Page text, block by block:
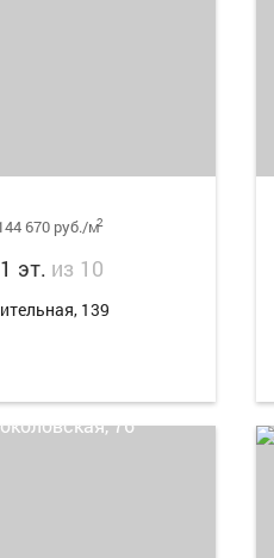
670 руб./м2
1 эт. из 10
139